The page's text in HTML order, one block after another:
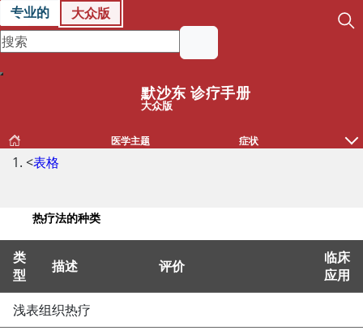
专业的 大众版
默沙东 诊疗手册
大众版
医学主题 症状
<表格
热疗法的种类
热疗法的种类
类
型
描述 评价
临床
应用
浅表组织热疗